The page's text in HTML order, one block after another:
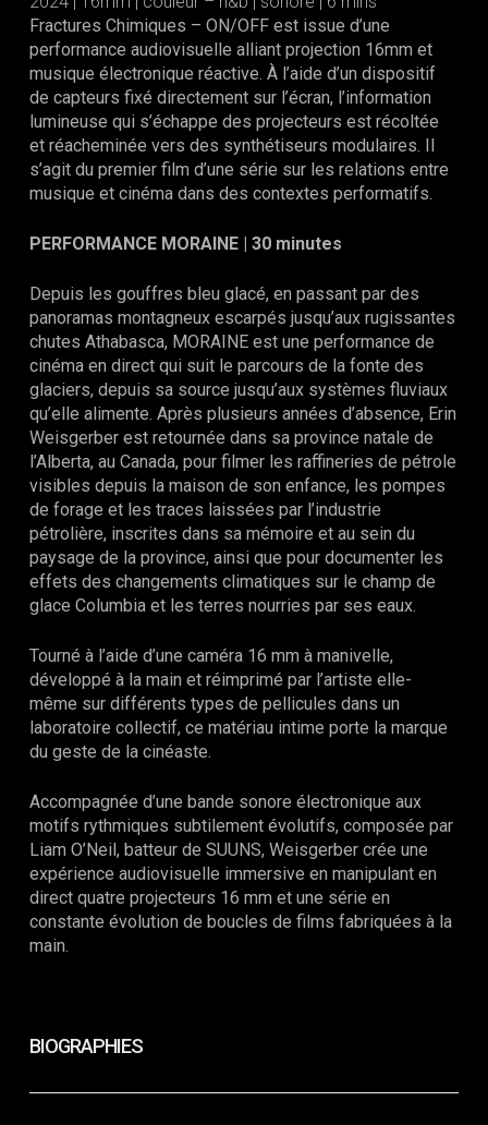
Fractures Chimiques – ON/OFF est issue d’une
performance audiovisuelle alliant projection 16mm et
musique électronique réactive. À l’aide d’un dispositif
de capteurs fixé directement sur l’écran, l’information
lumineuse qui s’échappe des projecteurs est récoltée
et réacheminée vers des synthétiseurs modulaires. Il
s’agit du premier film d’une série sur les relations entre
musique et cinéma dans des contextes performatifs.
PERFORMANCE MORAINE |30 minutes
Depuis les gouffres bleu glacé, en passant par des
panoramas montagneux escarpés jusqu’aux rugissantes
chutes Athabasca, MORAINE est une performance de
cinéma en direct qui suit le parcours de la fonte des
glaciers, depuis sa source jusqu’aux systèmes fluviaux
qu’elle alimente. Après plusieurs années d’absence, Erin
Weisgerber est retournée dans sa province natale de
l’Alberta, au Canada, pour filmer les raffineries de pétrole
visibles depuis la maison de son enfance, les pompes
de forage et les traces laissées par l’industrie
pétrolière, inscrites dans sa mémoire et au sein du
paysage de la province, ainsi que pour documenter les
effets des changements climatiques sur le champ de
glace Columbia et les terres nourries par ses eaux.
Tourné à l’aide d’une caméra 16 mm à manivelle,
développé à la main et réimprimé par l’artiste elle-
même sur différents types de pellicules dans un
laboratoire collectif, ce matériau intime porte la marque
du geste de la cinéaste.
Accompagnée d’une bande sonore électronique aux
motifs rythmiques subtilement évolutifs, composée par
Liam O’Neil, batteur de SUUNS, Weisgerber crée une
expérience audiovisuelle immersive en manipulant en
direct quatre projecteurs 16 mm et une série en
constante évolution de boucles de films fabriquées à la
main.
BIOGRAPHIES